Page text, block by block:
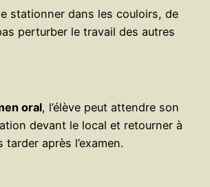
stationner dans les couloirs, de
perturber le travail des autres
oral, l’élève peut attendre son
devant le local et retourner à
tarder après l’examen.